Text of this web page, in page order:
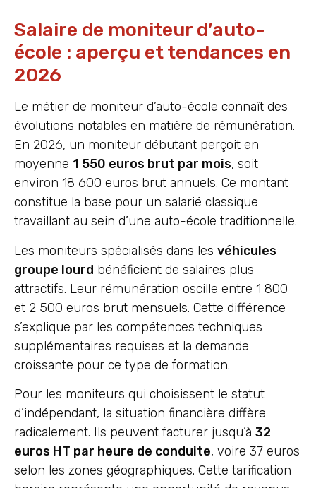
Salaire de moniteur d’auto-
école : aperçu et tendances en
2026
Le métier de moniteur d’auto-école connaît des
évolutions notables en matière de rémunération.
En 2026, un moniteur débutant perçoit en
moyenne 1 550 euros brut par mois, soit
environ 18 600 euros brut annuels. Ce montant
constitue la base pour un salarié classique
travaillant au sein d’une auto-école traditionnelle.
Les moniteurs spécialisés dans les véhicules
groupe lourd bénéficient de salaires plus
attractifs. Leur rémunération oscille entre 1 800
et 2 500 euros brut mensuels. Cette différence
s’explique par les compétences techniques
supplémentaires requises et la demande
croissante pour ce type de formation.
Pour les moniteurs qui choisissent le statut
d’indépendant, la situation financière diffère
radicalement. Ils peuvent facturer jusqu’à 32
euros HT par heure de conduite, voire 37 euros
selon les zones géographiques. Cette tarification